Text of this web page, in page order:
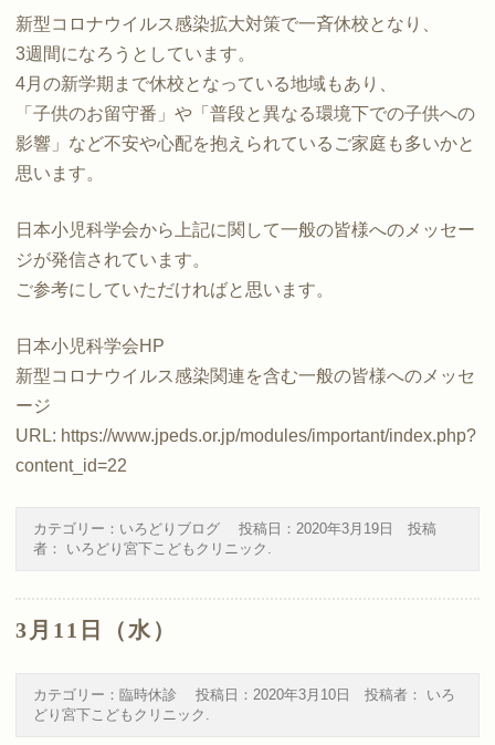
新型コロナウイルス感染拡大対策で一斉休校となり、
3週間になろうとしています。
4月の新学期まで休校となっている地域もあり、
「子供のお留守番」や「普段と異なる環境下での子供への
影響」など不安や心配を抱えられているご家庭も多いかと
思います。
日本小児科学会から上記に関して一般の皆様へのメッセー
ジが発信されています。
ご参考にしていただければと思います。
日本小児科学会HP
新型コロナウイルス感染関連を含む一般の皆様へのメッセ
ージ
URL: https://www.jpeds.or.jp/modules/important/index.php?
content_id=22
カテゴリー： いろどりブログ 投稿日： 2020年3月19日
投稿
者： いろどり宮下こどもクリニック
3月11日（水）
カテゴリー： 臨時休診 投稿日： 2020年3月10日 投稿者： いろ
どり宮下こどもクリニック